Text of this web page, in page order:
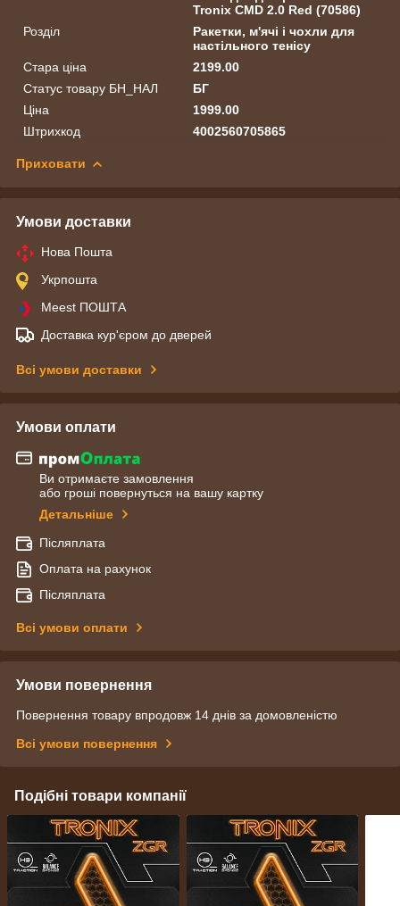
Tronix CMD 2.0 Red (70586)
Розділ
Ракетки, м'ячі і чохли для
настільного тенісу
Стара ціна
2199.00
Статус товару БН_НАЛ
БГ
Ціна
1999.00
Штрихкод
4002560705865
Приховати
Умови доставки
Нова Пошта
Укрпошта
Meest ПОШТА
Доставка кур'єром до дверей
Всі умови доставки
Умови оплати
Ви отримаєте замовлення
або гроші повернуться на вашу картку
Детальніше
Післяплата
Оплата на рахунок
Післяплата
Всі умови оплати
Умови повернення
Повернення товару впродовж 14 днів за домовленістю
Всі умови повернення
Подібні товари компанії